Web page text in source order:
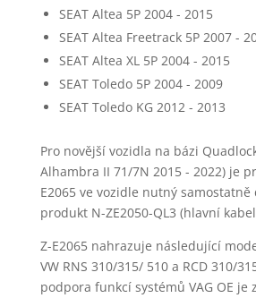
SEAT Altea 5P 2004 - 2015
SEAT Altea Freetrack 5P 2007 -
SEAT Altea XL 5P 2004 - 2015
SEAT Toledo 5P 2004 - 2009
SEAT Toledo KG 2012 - 2013
Pro novější vozidla na bázi
Alhambra II 71/7N 2015 - 2022) je
E2065 ve vozidle nutný
produkt N-ZE2050-QL3 (hlavní
Z-E2065 nahrazuje následující
VW RNS 310/315/ 510 a RCD 310/
podpora funkcí systémů VAG OE je